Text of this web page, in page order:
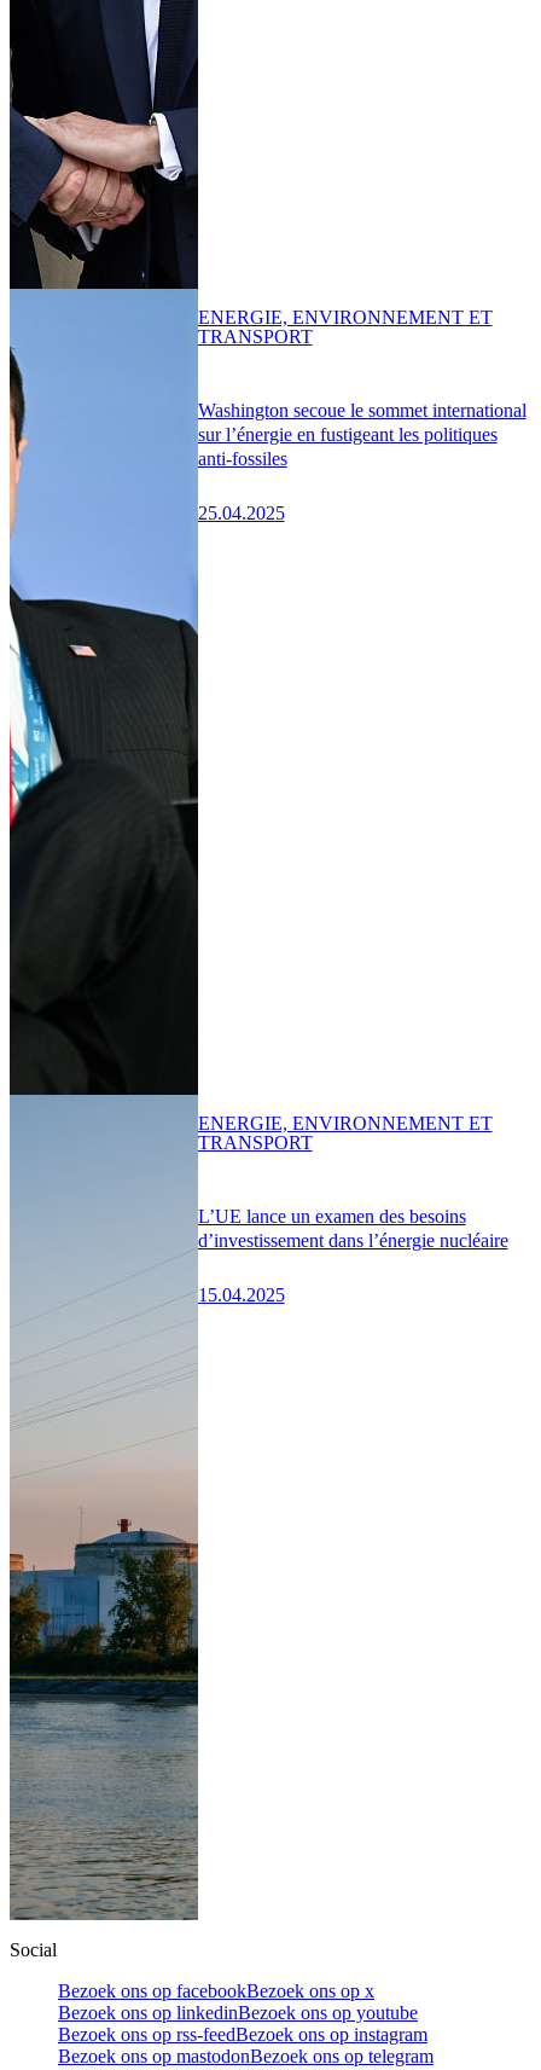
Washington secoue le sommet international
sur l’énergie en fustigeant les politiques
anti-fossiles
25.04.2025
ENERGIE, ENVIRONNEMENT ET
TRANSPORT
L’UE lance un examen des besoins
d’investissement dans l’énergie nucléaire
15.04.2025
ENERGIE, ENVIRONNEMENT ET
TRANSPORT
Social
Bezoek ons op facebookBezoek ons op x
Bezoek ons op linkedinBezoek ons op youtube
Bezoek ons op rss-feedBezoek ons op instagram
Bezoek ons op mastodonBezoek ons op telegram